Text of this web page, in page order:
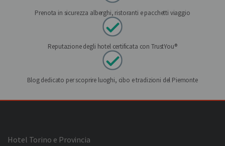
Prenota in sicurezza alberghi, ristoranti e pacchetti viaggio
Reputazione degli hotel certificata con TrustYou®
Blog dedicato per scoprire luoghi, cibo e tradizioni del Piemonte
Hotel Torino e Provincia